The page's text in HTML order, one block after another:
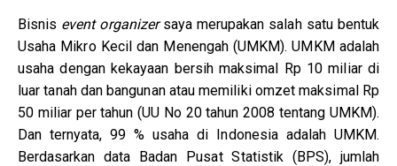
Bisnis event organizersaya merupakan salah satu bentuk
Usaha Mikro Kecil dan Menengah (UMKM). UMKM adalah
usaha dengan kekayaan bersih maksimal Rp 10 miliar di
luar tanah dan bangunan atau memiliki omzet maksimal Rp
50 miliar per tahun (UU No 20 tahun 2008 tentang UMKM).
Dan ternyata, 99 % usaha di Indonesia adalah UMKM.
Berdasarkan data Badan Pusat Statistik (BPS), jumlah